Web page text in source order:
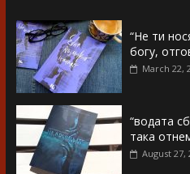
“Не ти
богу,
March 22,
“водата
така
August 27,